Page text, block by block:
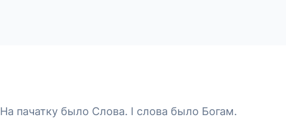
На пачатку было Слова. І слова было Богам.